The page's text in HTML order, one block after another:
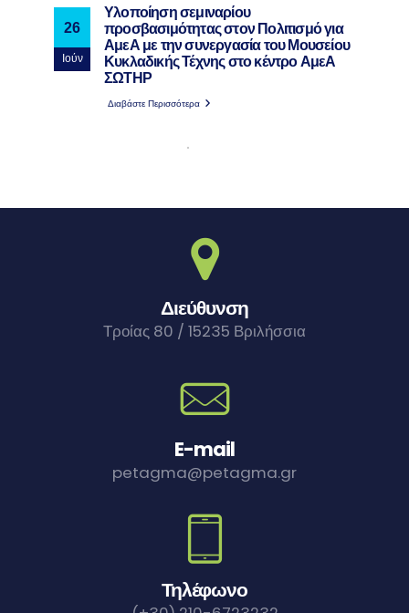
26
Ιούν
Υλοποίηση σεμιναρίου
προσβασιμότητας στον Πολιτισμό για
ΑμεΑ με την συνεργασία του Μουσείου
Κυκλαδικής Τέχνης στο κέντρο ΑμεΑ
ΣΩΤΗΡ
Διαβάστε Περισσότερα
Διεύθυνση
Τροίας 80 / 15235 Βριλήσσια
E-mail
petagma@petagma.gr
Τηλέφωνο